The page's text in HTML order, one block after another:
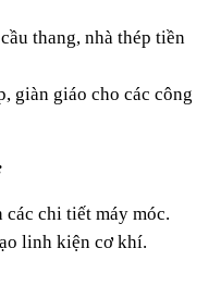
thang, nhà thép tiền
giàn giáo cho các công
các chi tiết máy móc.
linh kiện cơ khí.